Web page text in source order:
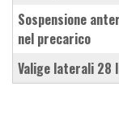
sospensione anteriore regolabile nel freno in estensione e
nel precarico
valige laterali